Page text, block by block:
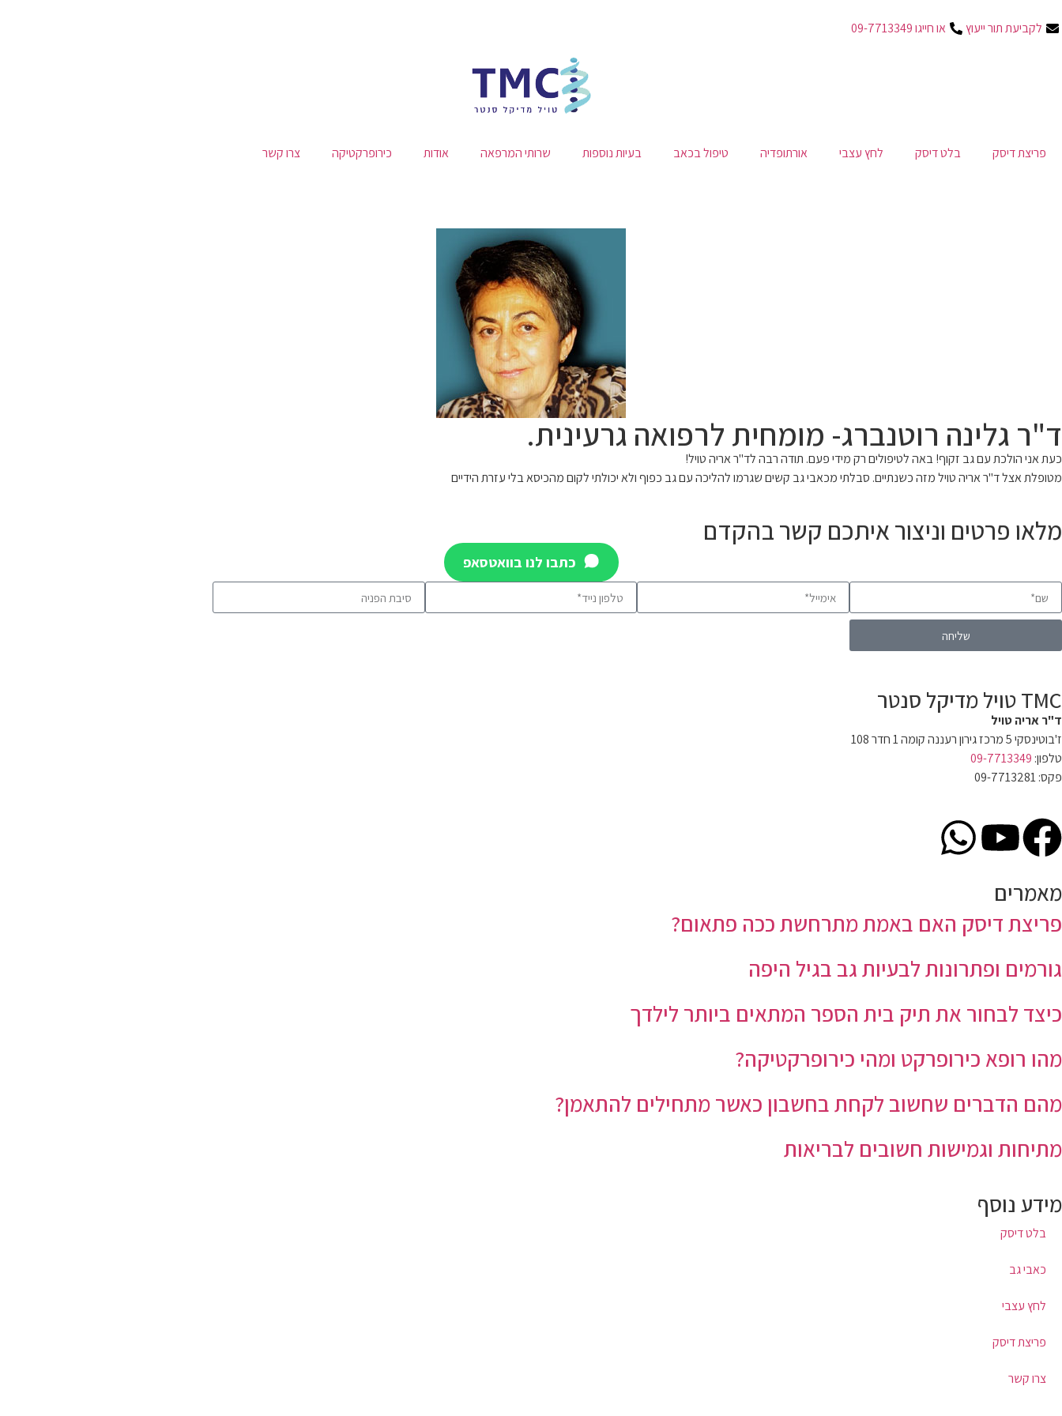
לקביעת תור ייעוץ או חייגו 09-7713349
פריצת דיסק בלט דיסק לחץ עצבי אורתופדיה טיפול בכאב בעיות נוספות שרותי המרפאה אודות כירופרקטיקה צרו קשר
ד"ר גלינה רוטנברג- מומחית לרפואה גרעינית.
כעת אני הולכת עם גב זקוף! באה לטיפולים רק מידי פעם. תודה רבה לד"ר אריה טויל!
מטופלת אצל ד"ר אריה טויל מזה כשנתיים. סבלתי מכאבי גב קשים שגרמו להליכה עם גב כפוף ולא יכולתי לקום מהכיסא בלי עזרת הידיים
מלאו פרטים וניצור איתכם קשר בהקדם
כתבו לנו בוואטסאפ
שליחה
TMC טויל מדיקל סנטר
ד"ר אריה טויל
ז'בוטינסקי 5 מרכז גירון רעננה קומה 1 חדר 108
טלפון: 09-7713349
פקס: 09-7713281
מאמרים
פריצת דיסק האם באמת מתרחשת ככה פתאום?
גורמים ופתרונות לבעיות גב בגיל היפה
כיצד לבחור את תיק בית הספר המתאים ביותר לילדך
מהו רופא כירופרקט ומהי כירופרקטיקה?
מהם הדברים שחשוב לקחת בחשבון כאשר מתחילים להתאמן?
מתיחות וגמישות חשובים לבריאות
מידע נוסף
בלט דיסק
כאבי גב
לחץ עצבי
פריצת דיסק
צרו קשר